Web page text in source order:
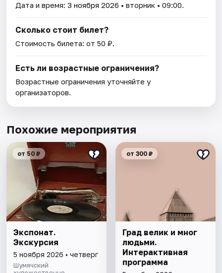
Дата и время:3 ноября 2026 • вторник • 09:00.
Сколько стоит билет?
Стоимость билета: от 50 ₽.
Есть ли возрастные ограничения?
Возрастные ограничения уточняйте у
организаторов.
Похожие мероприятия
от 50 ₽
Экспонат.
Экскурсия
5 ноября 2026 • четверг
Шумячский
от 300 ₽
Град велик и мног
людьми.
Интерактивная
программа